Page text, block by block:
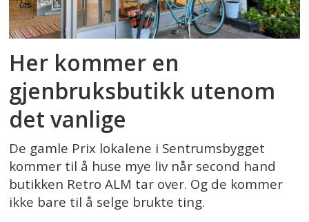
Her kommer en
gjenbruksbutikk utenom
det vanlige
De gamle Prix lokalene i Sentrumsbygget
kommer til å huse mye liv når second hand
butikken Retro ALM tar over. Og de kommer
ikke bare til å selge brukte ting.